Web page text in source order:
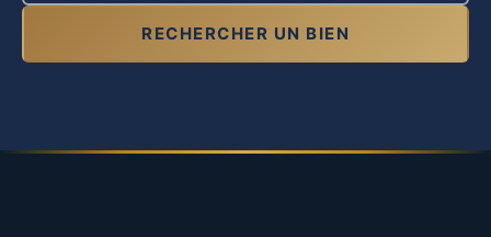
RECHERCHER UN BIEN